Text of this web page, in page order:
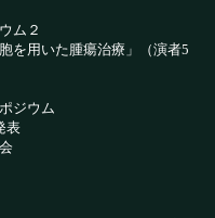
ム２
瘍治療」（演者5
ウム